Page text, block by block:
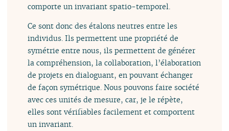
comporte un invariant spatio-temporel.
Ce sont donc des étalons neutres entre les
individus. Ils permettent une propriété de
symétrie entre nous, ils permettent de générer
la compréhension, la collaboration, l’élaboration
de projets en dialoguant, en pouvant échanger
de façon symétrique. Nous pouvons faire société
avec ces unités de mesure, car, je le répète,
elles sont vérifiables facilement et comportent
un invariant.